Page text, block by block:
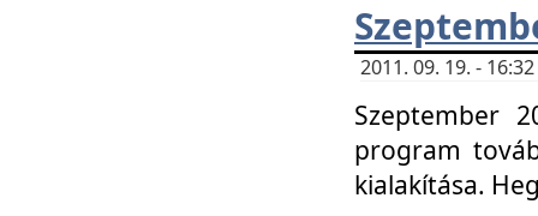
2011. 09. 19. -
Szeptember
program
kialakítása.